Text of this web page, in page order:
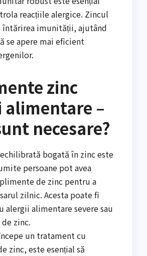
reacțiile alergice. Zincul
imunității, ajutând
se apere mai eficient
zinc
alimentare –
necesare?
bogată în zinc este
persoane pot avea
de zinc pentru a
zilnic. Acesta poate fi
alergii alimentare severe sau
zinc.
un tratament cu
zinc, este esențial să